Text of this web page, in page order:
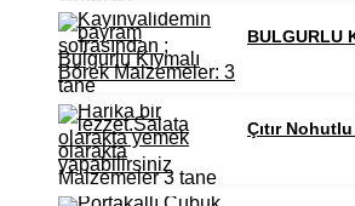
BULGURLU
Çıtır